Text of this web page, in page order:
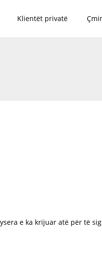
Klientët privatë
e ka krijuar atë për të